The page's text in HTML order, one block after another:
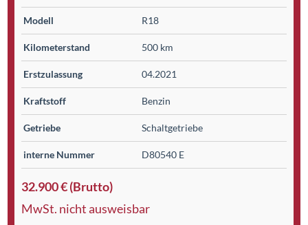
Modell R18
Kilometer­stand 500 km
Erst­zulassung 04.2021
Kraftstoff Benzin
Getriebe Schaltgetriebe
interne Nummer D80540 E
32.900 € (Brutto)
MwSt. nicht ausweisbar